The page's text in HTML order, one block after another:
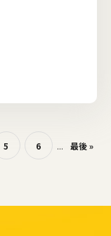
5 6 ... 最後 »